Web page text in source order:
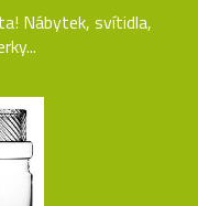
Nábytek, svítidla,